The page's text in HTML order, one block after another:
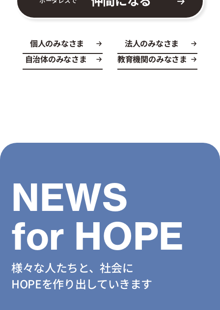
個人のみなさま
法人のみなさま
自治体のみなさま
教育機関のみなさま
NEWS
for HOPE
様々な人たちと、社会に
HOPEを作り出していきます